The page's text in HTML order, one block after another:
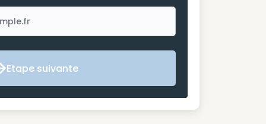
Etape suivante
Etape suivante